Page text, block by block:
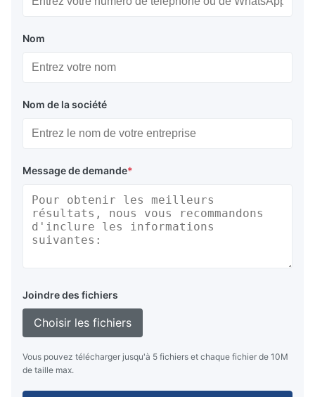
Nom
Nom de la société
Message de demande*
Joindre des fichiers
Choisir les fichiers
Vous pouvez télécharger jusqu'à 5 fichiers et chaque fichier de 10M
de taille max.